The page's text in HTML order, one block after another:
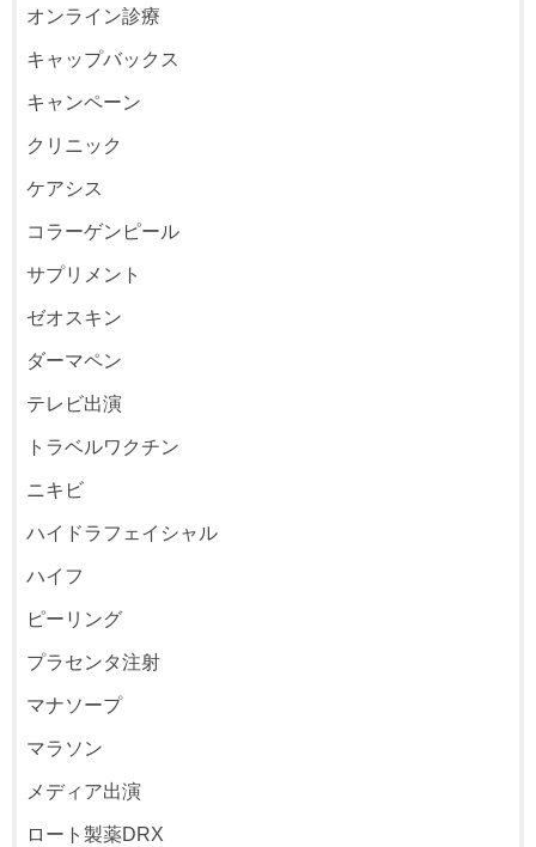
オンライン診療
キャップバックス
キャンペーン
クリニック
ケアシス
コラーゲンピール
サプリメント
ゼオスキン
ダーマペン
テレビ出演
トラベルワクチン
ニキビ
ハイドラフェイシャル
ハイフ
ピーリング
プラセンタ注射
マナソープ
マラソン
メディア出演
ロート製薬DRX